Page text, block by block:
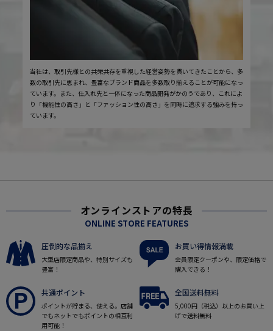
当社は、取引先様との共栄共存を重視した経営姿勢を貫いてきたことから、多
数の取引先に恵まれ、豊富なブランド商品を多数取り揃えることが可能になっ
ています。また、仕入れ先と一体になった商品開発がかのうであり、これによ
り「機能性の高さ」と「ファッション性の高さ」を同時に追求する強みを持っ
ています。
オンラインストアの特長
ONLINE STORE FEATURES
圧倒的な品揃え
大型店限定商品や、特別サイズも
豊富！
お買い得情報満載
会員限定クーポンや、限定価格で
購入できる！
共通ポイント
ポイントが貯まる、使える。店舗
でもネットでもポイントの相互利
用可能！
全国送料無料
5,000円（税込）以上のお買い上
げで送料無料